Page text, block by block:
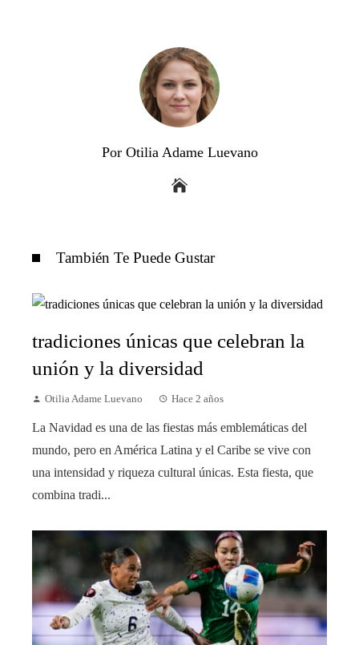
Por Otilia Adame Luevano
También Te Puede Gustar
tradiciones únicas que celebran la
unión y la diversidad
Otilia Adame Luevano Hace 2 años
La Navidad es una de las fiestas más emblemáticas del
mundo, pero en América Latina y el Caribe se vive con
una intensidad y riqueza cultural únicas. Esta fiesta, que
combina tradi...